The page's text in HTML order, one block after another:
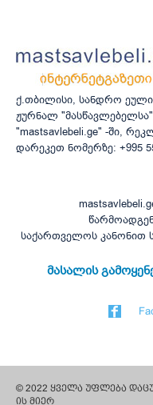
ქ.თბილისი, სანდრო ეულის
ჟურნალ
"mastsavlebeli.ge" -ში,
დარეკეთ ნომერზე: +995
საქართველოს კანონით
მასალის
© 2022 ყველა უფლება
ის მიერ